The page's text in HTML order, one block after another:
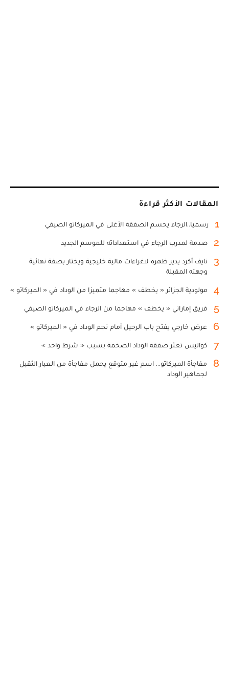
المقالات الأكثر قراءة
1 رسميا..الرجاء يحسم الصفقة الأغلى في الميركاتو الصيفي
2 صدمة لمدرب الرجاء في استعداداته للموسم الجديد
3
نايف أكرد يدير ظهره لاغراءات مالية خليجية ويختار بصفة نهائية
وجهته المقبلة
4 مولودية الجزائر « يخطف » مهاجما متميزا من الوداد في « الميركاتو »
5 فريق إماراتي « يخطف » مهاجما من الرجاء في الميركاتو الصيفي
6 عرض خارجي يفتح باب الرحيل أمام نجم الوداد في « الميركاتو »
7 كواليس تعثر صفقة الوداد الضخمة بسبب « شرط واحد »
8
مفاجأة الميركاتو... اسم غير متوقع يحمل مفاجأة من العيار الثقيل
لجماهير الوداد